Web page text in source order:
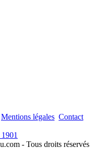
Mentions légales Contact
- Tous droits réservés